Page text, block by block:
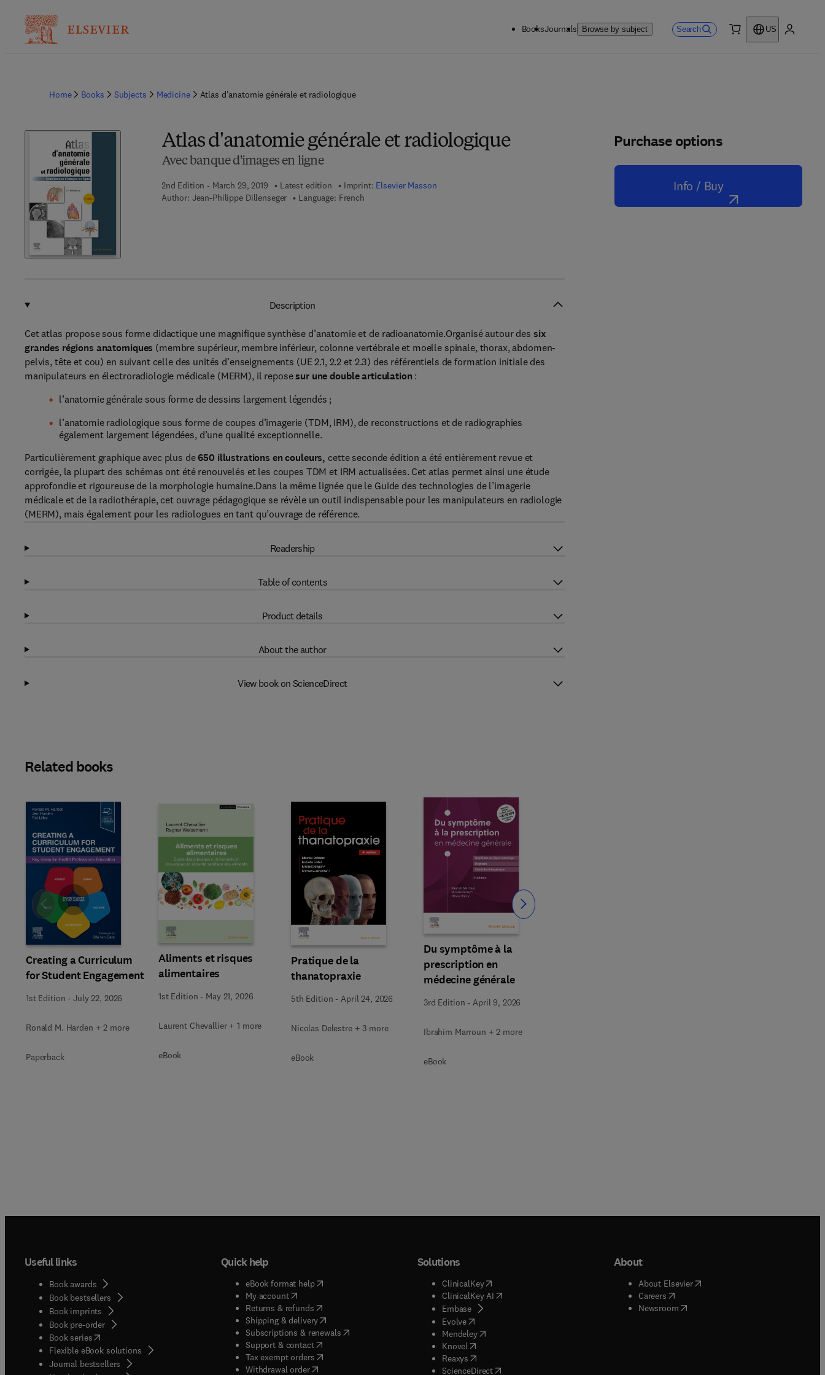
BooksJournals Browse by subject Search
US
Home Books Subjects Medicine Atlas d'anatomie générale et radiologique
Atlas d'anatomie générale et radiologique
Avec banque d'images en ligne
2nd Edition - March 29, 2019 Latest edition Imprint: Elsevier Masson
Author: Jean-Philippe Dillenseger Language: French
Purchase options
Info / Buy
Description
Cet atlas propose sous forme didactique une magnifique synthèse d’anatomie et de radioanatomie.Organisé autour des six
grandes régions anatomiques (membre supérieur, membre inférieur, colonne vertébrale et moelle spinale, thorax, abdomen-
pelvis, tête et cou) en suivant celle des unités d’enseignements (UE 2.1, 2.2 et 2.3) des référentiels de formation initiale des
manipulateurs en électroradiologie médicale (MERM), il reposesur une double articulation :
l’anatomie générale sous forme de dessins largement légendés ;
l’anatomie radiologique sous forme de coupes d’imagerie (TDM, IRM), de reconstructions et de radiographies
également largement légendées, d’une qualité exceptionnelle.
Particulièrement graphique avec plus de650 illustrations en couleurs, cette seconde édition a été entièrement revue et
corrigée, la plupart des schémas ont été renouvelés et les coupes TDM et IRM actualisées. Cet atlas permet ainsi une étude
approfondie et rigoureuse de la morphologie humaine.Dans la même lignée que le Guide des technologies de l’imagerie
médicale et de la radiothérapie, cet ouvrage pédagogique se révèle un outil indispensable pour les manipulateurs en radiologie
(MERM), mais également pour les radiologues en tant qu’ouvrage de référence.
Readership
Table of contents
Product details
About the author
View book on ScienceDirect
Related books
Creating a Curriculum
for Student Engagement
1st Edition -July 22, 2026
Ronald M. Harden + 2 more
Paperback
Aliments et risques
alimentaires
1st Edition - May 21, 2026
Laurent Chevallier + 1 more
eBook
Pratique de la
thanatopraxie
5th Edition - April 24, 2026
Nicolas Delestre + 3 more
eBook
Du symptôme à la
prescription en
médecine générale
3rd Edition -April 9, 2026
Ibrahim Marroun + 2 more
eBook
Slide Slide
Useful links
Book awards
Book bestsellers
Book imprints
Book pre-order
Book series(opens in new tab/window
Flexible eBook solutions
Journal bestsellers
Quick help
eBook format help( opens in new tab/window
My account( opens in new tab/window
Returns & refunds( opens in new tab/window
Shipping & delivery(opens in new tab/window
Subscriptions & renewals( opens in new tab/window
)
Support & contact( opens in new tab/window
Tax exempt orders( opens in new tab/window
Withdrawal order
Solutions
ClinicalKey(opens in new tab/window
ClinicalKey AI( opens in new tab/window
Embase( opens in new tab/window
Evolve( opens in new tab/window
Mendeley( opens in new tab/window
Knovel opens in new tab/window
Reaxys opens in new tab/window
ScienceDirect( opens in new tab/window
About
About Elsevier( opens in new tab/window
Careers( opens in new tab/window
Newsroom( opens in new tab/window